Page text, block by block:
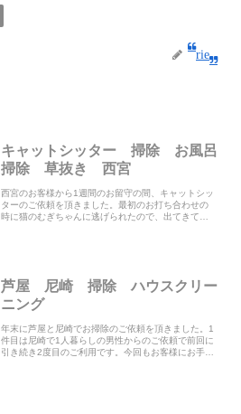
rie
キャットシッター 掃除 お風呂
掃除 草抜き 西宮
西宮のお客様から1週間のお留守の間、キャットシッ
ターのご依頼を頂きました。最初のお打ち合わせの
時に猫のむぎちゃんに逃げられたので、出てきてく
芦屋 尼崎 掃除 ハウスクリー
ニング
年末に芦屋と尼崎でお掃除のご依頼を頂きました。1
件目は尼崎で1人暮らしの男性からのご依頼で前回に
引き続き2度目のご利用です。今回もお客様にお手伝